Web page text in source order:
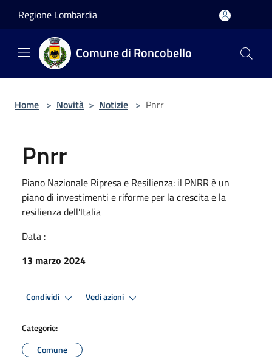
Regione Lombardia
Comune di Roncobello
Home > Novità > Notizie > Pnrr
Pnrr
Piano Nazionale Ripresa e Resilienza: il PNRR è un
piano di investimenti e riforme per la crescita e la
resilienza dell'Italia
Data :
13 marzo 2024
Condividi Vedi azioni
Categorie:
Comune